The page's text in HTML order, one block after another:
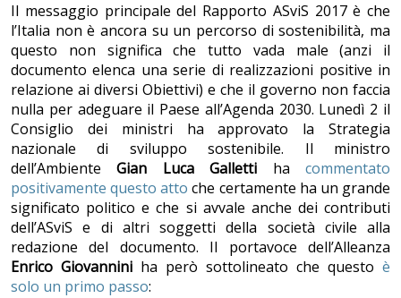
Il messaggio principale del Rapporto ASviS 2017 è che
l’Italia non è ancora su un percorso di sostenibilità, ma
questo non significa che tutto vada male (anzi il
documento elenca una serie di realizzazioni positive in
relazione ai diversi Obiettivi) e che il governo non faccia
nulla per adeguare il Paese all’Agenda 2030. Lunedì 2 il
Consiglio dei ministri ha approvato la Strategia
nazionale di sviluppo sostenibile. Il ministro
dell’AmbienteGian Luca Galletti hacommentato
positivamente questo atto che certamente ha un grande
significato politico e che si avvale anche dei contributi
dell’ASviS e di altri soggetti della società civile alla
redazione del documento. Il portavoce dell’Alleanza
Enrico Giovannini ha però sottolineato che questo è
solo un primo passo: